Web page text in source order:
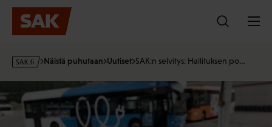
Hyppää
sisältöön
s
f
Näistä puhutaan Uutiset SAK:n selvitys: Hallituksen po…